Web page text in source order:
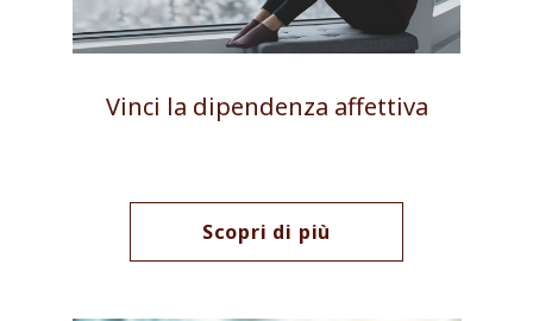
Vinci la dipendenza affettiva
Scopri di più